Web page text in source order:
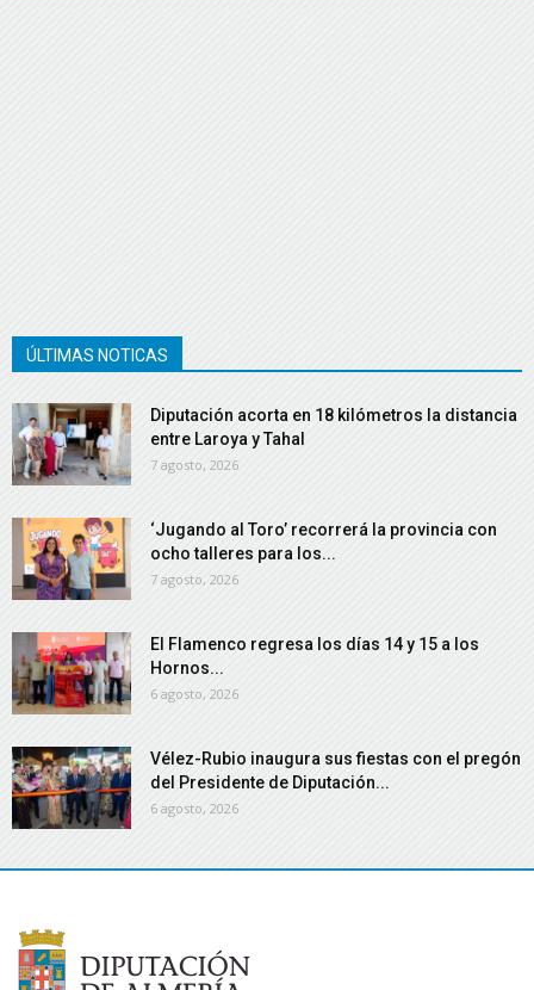
ÚLTIMAS NOTICAS
Diputación acorta en 18 kilómetros la distancia
entre Laroya y Tahal
7 agosto, 2026
‘Jugando al Toro’ recorrerá la provincia con
ocho talleres para los...
7 agosto, 2026
El Flamenco regresa los días 14 y 15 a los
Hornos...
6 agosto, 2026
Vélez-Rubio inaugura sus fiestas con el pregón
del Presidente de Diputación...
6 agosto, 2026